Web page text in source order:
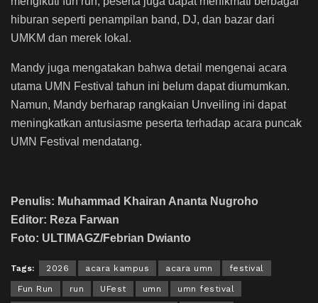
hiburan seperti penampilan band, DJ, dan bazar dari
UMKM dan merek lokal.
Mandy juga mengatakan bahwa detail mengenai acara
utama UMN Festival tahun ini belum dapat diumumkan.
Namun, Mandy berharap rangkaian Unveiling ini dapat
meningkatkan antusiasme peserta terhadap acara puncak
UMN Festival mendatang.
Penulis: Muhammad Khairan Ananta Nugroho
Editor: Reza Farwan
Foto: ULTIMAGZ/Febrian Dwianto
Tags: 2026 acara kampus acara umn festival
Fun Run run UFest umn umn festival